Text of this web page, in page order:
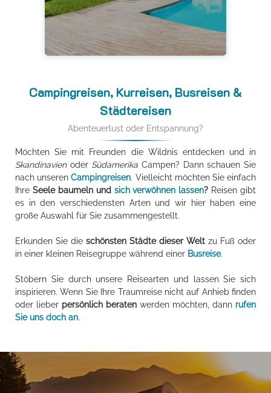
Campingreisen, Kurreisen, Busreisen &
Städtereisen
Abenteuerlust oder Entspannung?
Möchten Sie mit Freunden die Wildnis entdecken und in
Skandinavienoder Südamerika Campen? Dann schauen Sie
nach unserenCampingreisen. Vielleicht möchten Sie einfach
Ihre Seele baumeln und sich verwöhnen lassen? Reisen gibt
es in den verschiedensten Arten und wir hier haben eine
große Auswahl für Sie zusammengestellt.
Erkunden Sie die schönsten Städte dieser Welt zu Fuß oder
in einer kleinen Reisegruppe während einer Busreise.
Stöbern Sie durch unsere Reisearten und lassen Sie sich
inspirieren. Wenn Sie Ihre Traumreise nicht auf Anhieb finden
oder lieber persönlich beraten werden möchten, dann rufen
Sie uns doch an.